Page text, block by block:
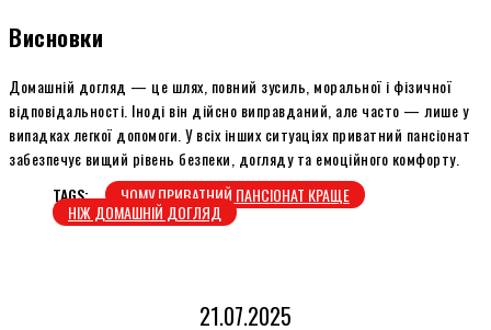
Висновки
Домашній догляд — це шлях, повний зусиль, моральної і фізичної
відповідальності. Іноді він дійсно виправданий, але часто — лише у
випадках легкої допомоги. У всіх інших ситуаціях приватний пансіонат
забезпечує вищий рівень безпеки, догляду та емоційного комфорту.
TAGS:
ЧОМУ ПРИВАТНИЙ ПАНСІОНАТ КРАЩЕ
НІЖ ДОМАШНІЙ ДОГЛЯД
21.07.2025